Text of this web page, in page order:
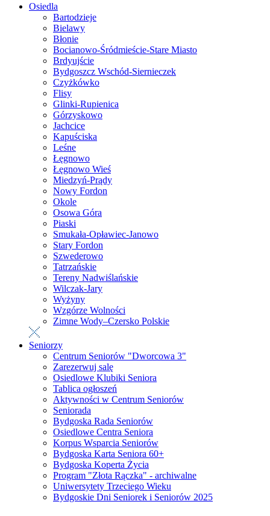
Osiedla
Bartodzieje
Bielawy
Błonie
Bocianowo-Śródmieście-Stare Miasto
Brdyujście
Bydgoszcz Wschód-Siernieczek
Czyżkówko
Flisy
Glinki-Rupienica
Górzyskowo
Jachcice
Kapuściska
Leśne
Łęgnowo
Łęgnowo Wieś
Miedzyń-Prądy
Nowy Fordon
Okole
Osowa Góra
Piaski
Smukała-Opławiec-Janowo
Stary Fordon
Szwederowo
Tatrzańskie
Tereny Nadwiślańskie
Wilczak-Jary
Wyżyny
Wzgórze Wolności
Zimne Wody–Czersko Polskie
Seniorzy
Centrum Seniorów "Dworcowa 3"
Zarezerwuj salę
Osiedlowe Klubiki Seniora
Tablica ogłoszeń
Aktywności w Centrum Seniorów
Seniorada
Bydgoska Rada Seniorów
Osiedlowe Centra Seniora
Korpus Wsparcia Seniorów
Bydgoska Karta Seniora 60+
Bydgoska Koperta Życia
Program "Złota Rączka" - archiwalne
Uniwersytety Trzeciego Wieku
Bydgoskie Dni Seniorek i Seniorów 2025